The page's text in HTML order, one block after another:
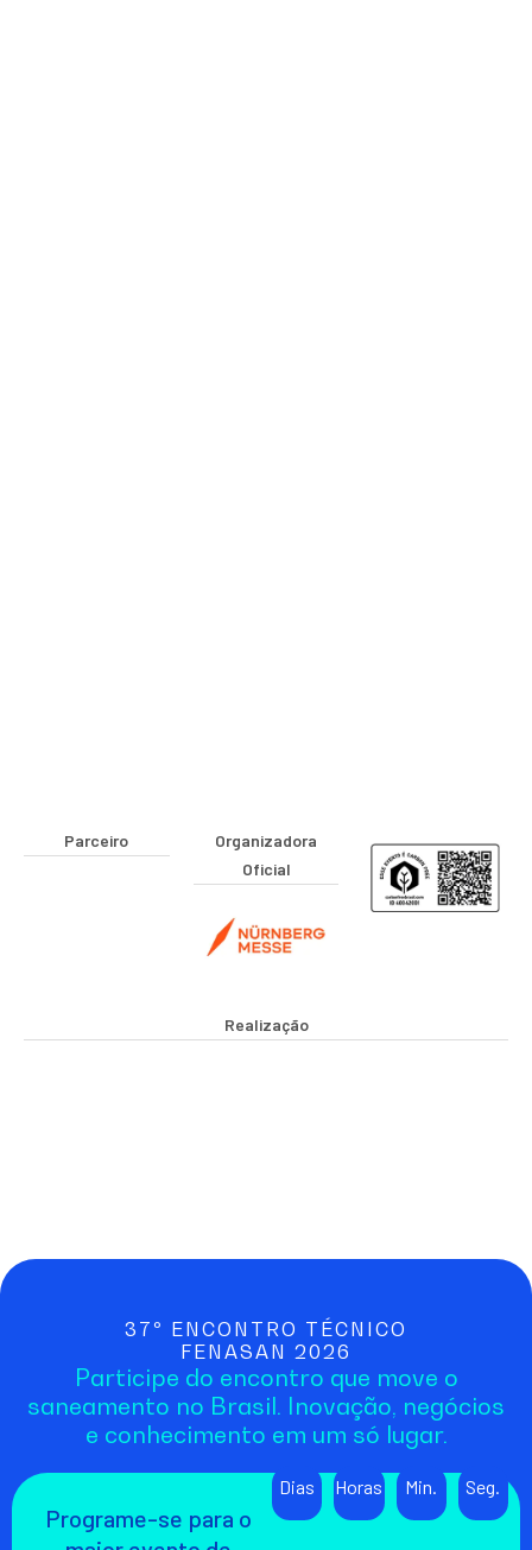
Parceiro
Organizadora
Oficial
Realização
37º ENCONTRO TÉCNICO
FENASAN 2026
Participe do encontro que move o
saneamento no Brasil. Inovação, negócios
e conhecimento em um só lugar.
Programe-se para o
Dias Horas Min. Seg.